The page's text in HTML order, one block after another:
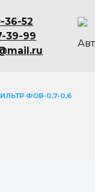
36-52
39-99
ФОВ-0,7-0,6